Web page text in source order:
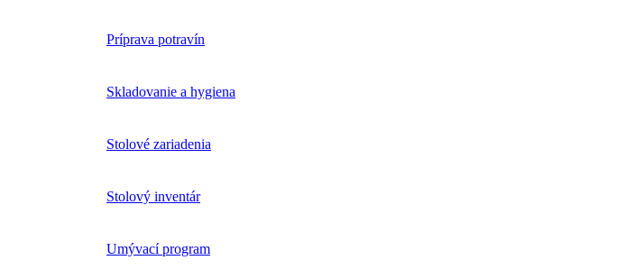
Príprava potravín
Skladovanie a hygiena
Stolové zariadenia
Stolový inventár
Umývací program